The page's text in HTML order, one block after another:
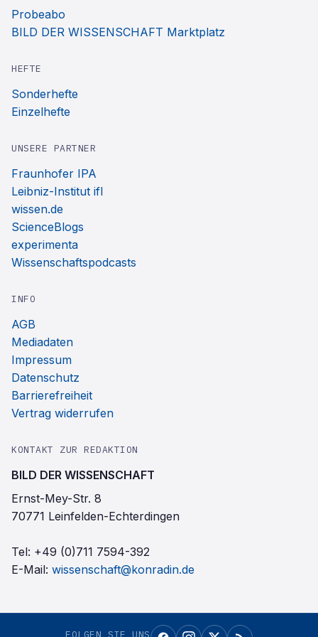
Probeabo
BILD DER WISSENSCHAFT Marktplatz
HEFTE
Sonderhefte
Einzelhefte
UNSERE PARTNER
Fraunhofer IPA
Leibniz-Institut ifl
wissen.de
ScienceBlogs
experimenta
Wissenschaftspodcasts
INFO
AGB
Mediadaten
Impressum
Datenschutz
Barrierefreiheit
Vertrag widerrufen
KONTAKT ZUR REDAKTION
BILD DER WISSENSCHAFT
Ernst-Mey-Str. 8
70771 Leinfelden-Echterdingen
Tel: +49 (0)711 7594-392
E-Mail: wissenschaft@konradin.de
FOLGEN SIE UNS